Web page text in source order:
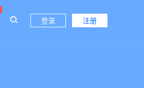
登录 注册